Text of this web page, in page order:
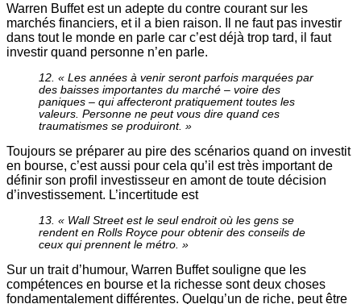
Warren Buffet est un adepte du contre courant sur les
marchés financiers, et il a bien raison. Il ne faut pas investir
dans tout le monde en parle car c’est déjà trop tard, il faut
investir quand personne n’en parle.
12. « Les années à venir seront parfois marquées par
des baisses importantes du marché – voire des
paniques – qui affecteront pratiquement toutes les
valeurs. Personne ne peut vous dire quand ces
traumatismes se produiront. »
Toujours se préparer au pire des scénarios quand on investit
en bourse, c’est aussi pour cela qu’il est très important de
définir son profil investisseur en amont de toute décision
d’investissement. L’incertitude est
13. « Wall Street est le seul endroit où les gens se
rendent en Rolls Royce pour obtenir des conseils de
ceux qui prennent le métro. »
Sur un trait d’humour, Warren Buffet souligne que les
compétences en bourse et la richesse sont deux choses
fondamentalement différentes. Quelqu’un de riche, peut être